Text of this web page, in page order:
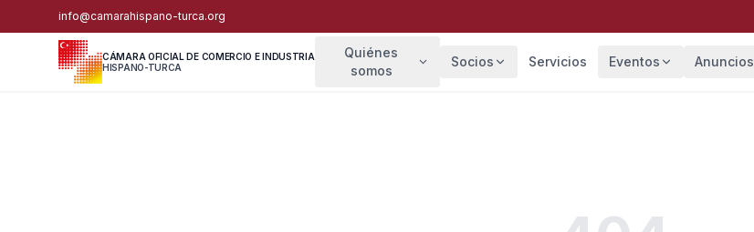
info@camarahispano-turca.org
CÁMARA OFICIAL DE COMERCIO E INDUSTRIA
HISPANO-TURCA
Quiénes
somos
Socios Servicios Eventos Anuncios